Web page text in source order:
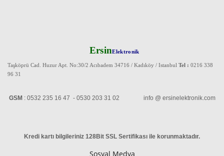
ErsinElektronik
Taşköprü Cad. Huzur Apt. No:30/2 Acıbadem 34716 / Kadıköy / Istanbul Tel : 0216 338
96 31
GSM : 0532 235 16 47 - 0530 203 31 02 info @ ersinelektronik.com
Kredi kartı bilgileriniz 128Bit SSL Sertifikası ile korunmaktadır.
Sosyal Medya